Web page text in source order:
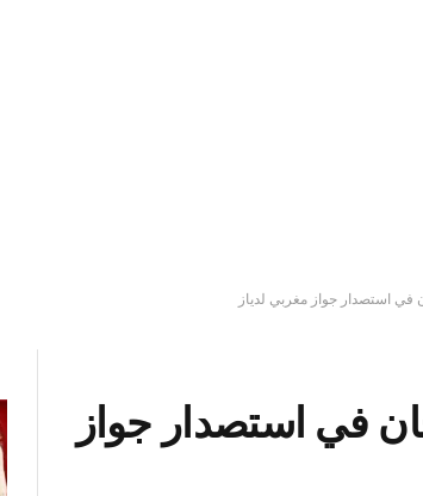
في استصدار جواز مغربي لدياز
في استصدار جواز